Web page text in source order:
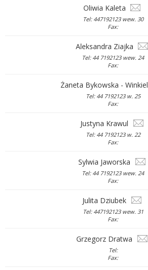
Oliwia Kaleta
Tel: 447192123 wew. 30
Fax:
Aleksandra Ziajka
Tel: 44 7192123 wew. 24
Fax:
Żaneta Bykowska - Winkiel
Tel: 44 7192123 w. 25
Fax:
Justyna Krawul
Tel: 44 7192123 w. 22
Fax:
Sylwia Jaworska
Tel: 44 7192123 wew. 24
Fax:
Julita Dziubek
Tel: 447192123 wew. 31
Fax:
Grzegorz Dratwa
Tel:
Fax: